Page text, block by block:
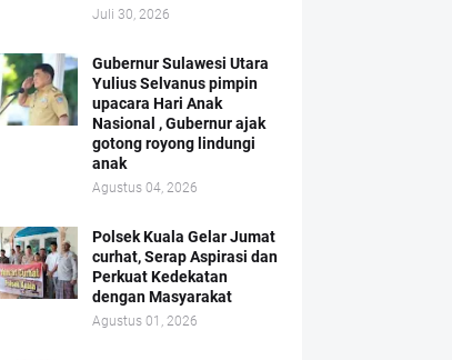
Juli 30, 2026
Gubernur Sulawesi Utara
Yulius Selvanus pimpin
upacara Hari Anak
Nasional , Gubernur ajak
gotong royong lindungi
anak
Agustus 04, 2026
Polsek Kuala Gelar Jumat
curhat, Serap Aspirasi dan
Perkuat Kedekatan
dengan Masyarakat
Agustus 01, 2026